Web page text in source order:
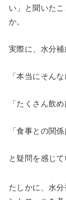
い」と聞いた
か。
実際に、水分補
「本当にそん
「たくさん飲
「食事との関
と疑問を感じ
たしかに、水